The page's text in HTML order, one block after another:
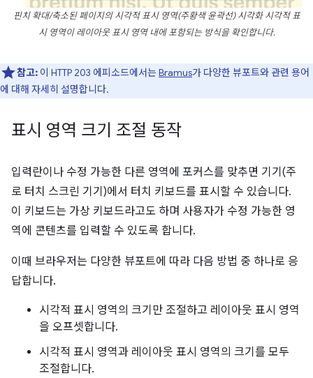
핀치 확대/축소된 페이지의 시각적 표시 영역(주황색 윤곽선)시각화 시각적 표
시 영역이 레이아웃 표시 영역 내에 포함되는 방식을 확인합니다.
참고: 이 HTTP 203 에피소드에서는Bramus가 다양한 뷰포트와 관련 용어
에 대해 자세히 설명합니다.
표시 영역 크기 조절 동작
입력란이나 수정 가능한 다른 영역에 포커스를 맞추면 기기(주
로 터치 스크린 기기)에서 터치 키보드를 표시할 수 있습니다.
이 키보드는 가상 키보드라고도 하며 사용자가 수정 가능한 영
역에 콘텐츠를 입력할 수 있도록 합니다.
이때 브라우저는 다양한 뷰포트에 따라 다음 방법 중 하나로 응
답합니다.
시각적 표시 영역의 크기만 조절하고 레이아웃 표시 영역
을 오프셋합니다.
시각적 표시 영역과 레이아웃 표시 영역의 크기를 모두
조절합니다.